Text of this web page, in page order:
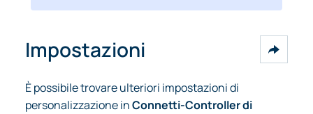
Impostazioni
È possibile trovare ulteriori impostazioni di
personalizzazione inConnetti-Controller di